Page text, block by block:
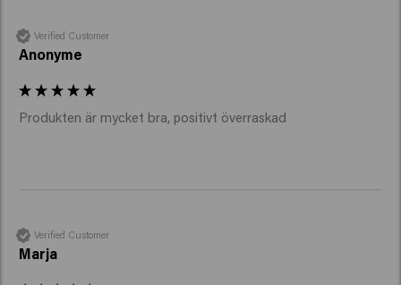
Verified Customer
Anonyme
Produkten är mycket bra, positivt överraskad
Verified Customer
Marja